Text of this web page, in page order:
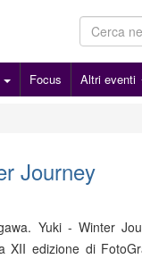
Focus Altri eventi
Journey
Yuki - Winter
XII edizione di